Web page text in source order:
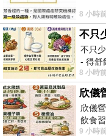
8 小時
不只
- 得舒
8 小時
欣儀
飲食
9 小時